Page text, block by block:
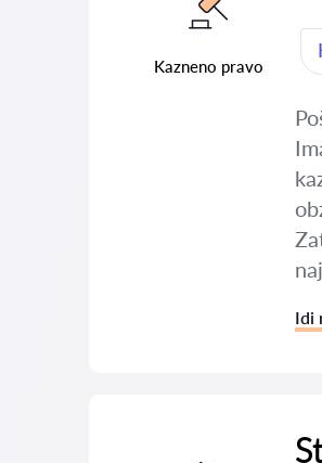
Kazneno pravo
Idi